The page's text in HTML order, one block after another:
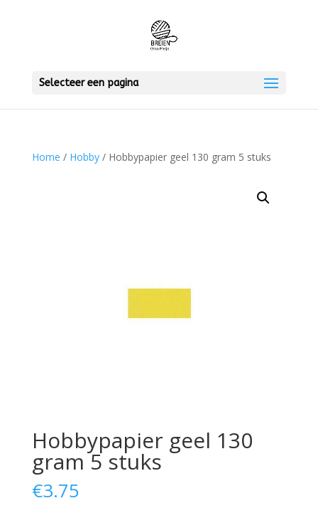
Selecteer een pagina
Home / Hobby/ Hobbypapier geel 130 gram 5 stuks
Hobbypapier geel 130
gram 5 stuks
€3.75